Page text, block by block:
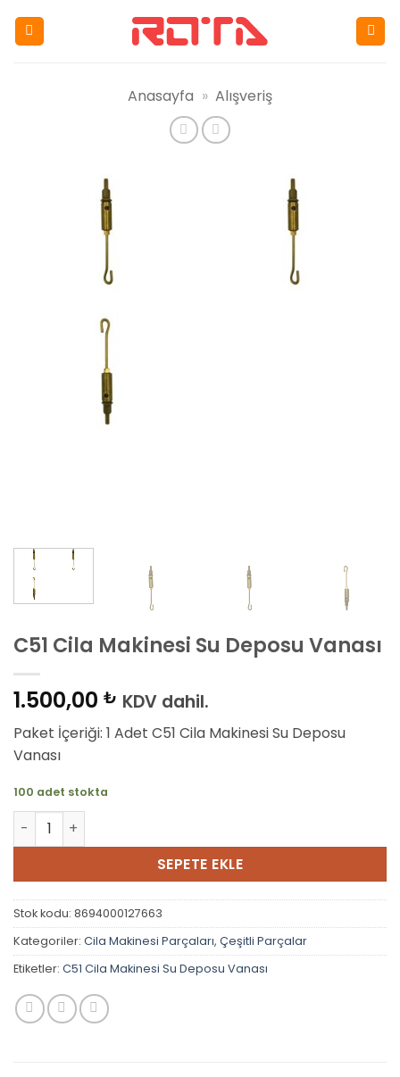
atla
Anasayfa » Alışveriş
C51 Cila Makinesi Su Deposu Vanası
1.500,00 ₺ KDV dahil.
Paket İçeriği: 1 Adet C51 Cila Makinesi Su Deposu
Vanası
100 adet stokta
C51 Cila Makinesi Su Deposu Vanası adet
SEPETE EKLE
Stok kodu: 8694000127663
Kategoriler: Cila Makinesi Parçaları, Çeşitli Parçalar
Etiketler: C51 Cila Makinesi Su Deposu Vanası